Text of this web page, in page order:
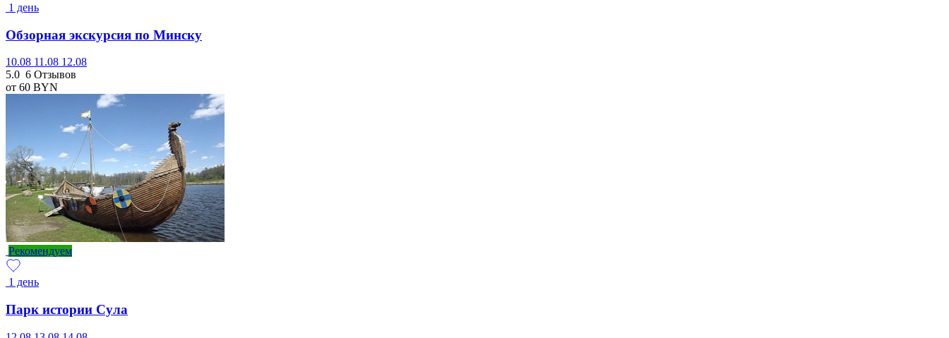
1 день
Обзорная экскурсия по Минску
10.08 11.08 12.08
5.0 6 Отзывов
от 60 BYN
Рекомендуем
1 день
Парк истории Сула